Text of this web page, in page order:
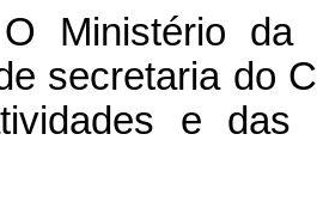
Ministério da
secretaria do
e das